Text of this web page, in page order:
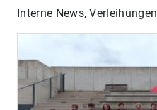
Interne News, Verleihungen